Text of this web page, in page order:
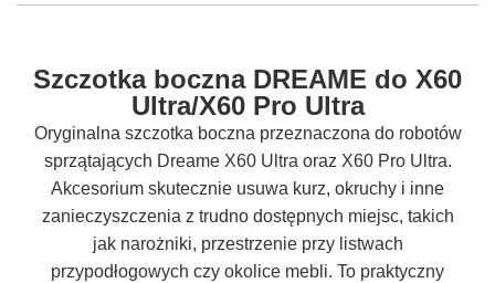
Szczotka boczna DREAME do X60
Ultra/X60 Pro Ultra
Oryginalna szczotka boczna przeznaczona do robotów
sprzątających Dreame X60 Ultra oraz X60 Pro Ultra.
Akcesorium skutecznie usuwa kurz, okruchy i inne
zanieczyszczenia z trudno dostępnych miejsc, takich
jak narożniki, przestrzenie przy listwach
przypodłogowych czy okolice mebli. To praktyczny